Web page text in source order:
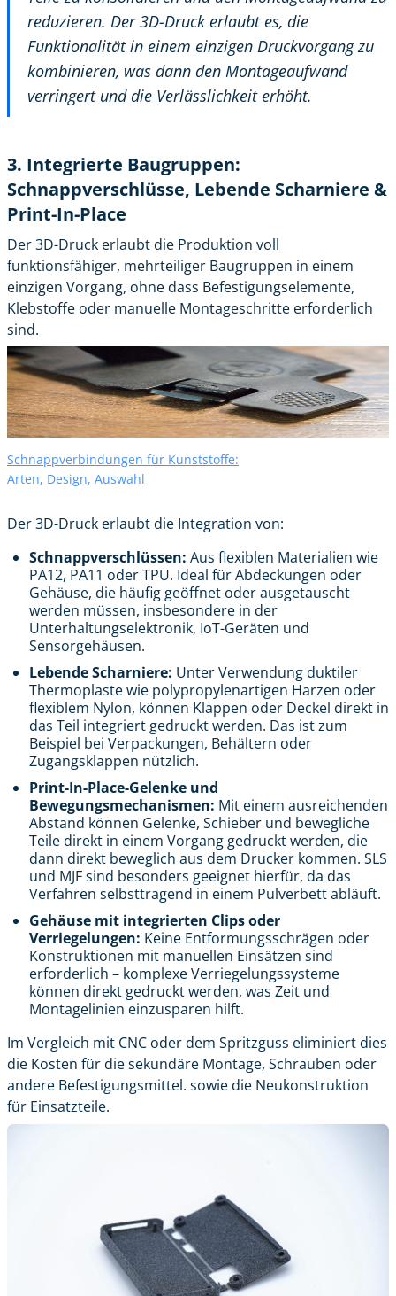
reduzieren. Der 3D-Druck erlaubt es, die
Funktionalität in einem einzigen Druckvorgang zu
kombinieren, was dann den Montageaufwand
verringert und die Verlässlichkeit erhöht.
3. Integrierte Baugruppen:
Schnappverschlüsse, Lebende Scharniere &
Print-In-Place
Der 3D-Druck erlaubt die Produktion voll
funktionsfähiger, mehrteiliger Baugruppen in einem
einzigen Vorgang, ohne dass Befestigungselemente,
Klebstoffe oder manuelle Montageschritte erforderlich
sind.
Schnappverbindungen für Kunststoffe:
Arten, Design, Auswahl
Der 3D-Druck erlaubt die Integration von:
Schnappverschlüssen: Aus flexiblen Materialien wie
PA12, PA11 oder TPU. Ideal für Abdeckungen oder
Gehäuse, die häufig geöffnet oder ausgetauscht
werden müssen, insbesondere in der
Unterhaltungselektronik, IoT-Geräten und
Sensorgehäusen.
Lebende Scharniere: Unter Verwendung duktiler
Thermoplaste wie polypropylenartigen Harzen oder
flexiblem Nylon, können Klappen oder Deckel direkt in
das Teil integriert gedruckt werden. Das ist zum
Beispiel bei Verpackungen, Behältern oder
Zugangsklappen nützlich.
Print-In-Place-Gelenke und
Bewegungsmechanismen: Mit einem ausreichenden
Abstand können Gelenke, Schieber und bewegliche
Teile direkt in einem Vorgang gedruckt werden, die
dann direkt beweglich aus dem Drucker kommen. SLS
und MJF sind besonders geeignet hierfür, da das
Verfahren selbsttragend in einem Pulverbett abläuft.
Gehäuse mit integrierten Clips oder
Verriegelungen: Keine Entformungsschrägen oder
Konstruktionen mit manuellen Einsätzen sind
erforderlich – komplexe Verriegelungssysteme
können direkt gedruckt werden, was Zeit und
Montagelinien einzusparen hilft.
Im Vergleich mit CNC oder dem Spritzguss eliminiert dies
die Kosten für die sekundäre Montage, Schrauben oder
andere Befestigungsmittel. sowie die Neukonstruktion
für Einsatzteile.